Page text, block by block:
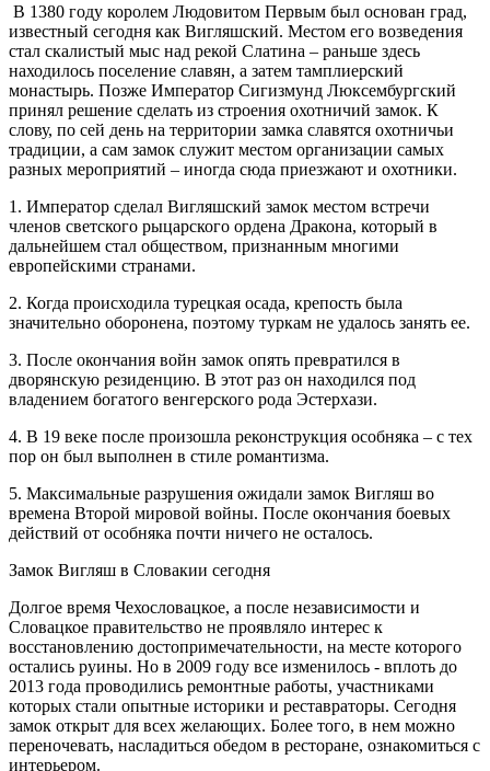
В 1380 году королем Людовитом Первым был основан град,
известный сегодня как Вигляшский. Местом его возведения
стал скалистый мыс над рекой Слатина – раньше здесь
находилось поселение славян, а затем тамплиерский
монастырь. Позже Император Сигизмунд Люксембургский
принял решение сделать из строения охотничий замок. К
слову, по сей день на территории замка славятся охотничьи
традиции, а сам замок служит местом организации самых
разных мероприятий – иногда сюда приезжают и охотники.
1. Император сделал Вигляшский замок местом встречи
членов светского рыцарского ордена Дракона, который в
дальнейшем стал обществом, признанным многими
европейскими странами.
2. Когда происходила турецкая осада, крепость была
значительно оборонена, поэтому туркам не удалось занять ее.
3. После окончания войн замок опять превратился в
дворянскую резиденцию. В этот раз он находился под
владением богатого венгерского рода Эстерхази.
4. В 19 веке после произошла реконструкция особняка – с тех
пор он был выполнен в стиле романтизма.
5. Максимальные разрушения ожидали замок Вигляш во
времена Второй мировой войны. После окончания боевых
действий от особняка почти ничего не осталось.
Замок Вигляш в Словакии сегодня
Долгое время Чехословацкое, а после независимости и
Словацкое правительство не проявляло интерес к
восстановлению достопримечательности, на месте которого
остались руины. Но в 2009 году все изменилось - вплоть до
2013 года проводились ремонтные работы, участниками
которых стали опытные историки и реставраторы. Сегодня
замок открыт для всех желающих. Более того, в нем можно
переночевать, насладиться обедом в ресторане, ознакомиться с
интерьером.